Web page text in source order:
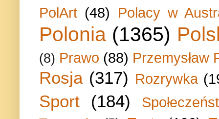
PolArt (48) Polacy w
Polonia (1365)
(8) Prawo (88) Przemysław
Rosja (317) Rozrywka
Sport (184)